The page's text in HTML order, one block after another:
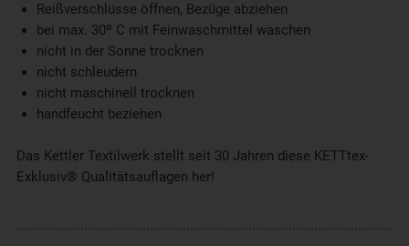
Reißverschlüsse öffnen, Bezüge abziehen
bei max. 30º C mit Feinwaschmittel waschen
nicht in der Sonne trocknen
nicht schleudern
nicht maschinell trocknen
handfeucht beziehen
Das Kettler Textilwerk stellt seit 30 Jahren diese KETTtex-
Exklusiv® Qualitätsauflagen her!